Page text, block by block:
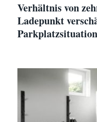
Verhältnis von
Ladepunkt
Parkplatzsituation